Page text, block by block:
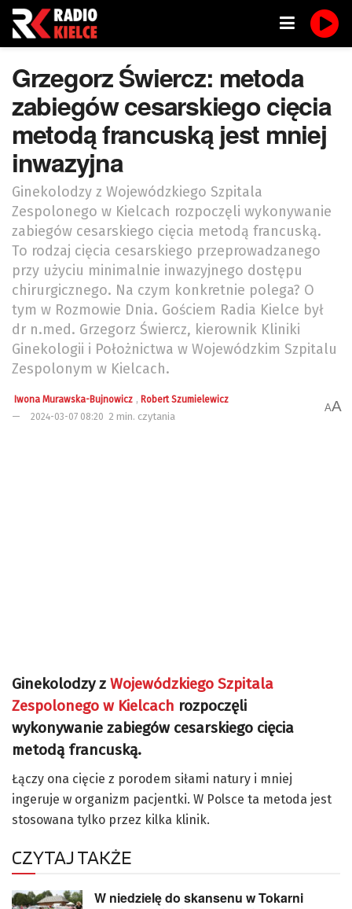
Grzegorz Świercz: metoda
zabiegów cesarskiego cięcia
metodą francuską jest mniej
inwazyjna
Ginekolodzy z Wojewódzkiego Szpitala
Zespolonego w Kielcach rozpoczęli wykonywanie
zabiegów cesarskiego cięcia metodą francuską.
To rodzaj cięcia cesarskiego przeprowadzanego
przy użyciu minimalnie inwazyjnego dostępu
chirurgicznego. Na czym konkretnie polega? O
tym w Rozmowie Dnia. Gościem Radia Kielce był
dr n.med. Grzegorz Świercz, kierownik Kliniki
Ginekologii i Położnictwa w Wojewódzkim Szpitalu
Zespolonym w Kielcach.
Iwona Murawska-Bujnowicz , Robert Szumielewicz
2024-03-07 08:20 2 min. czytania
AA
Ginekolodzy z Wojewódzkiego Szpitala
Zespolonego w Kielcach rozpoczęli
wykonywanie zabiegów cesarskiego cięcia
metodą francuską.
Łączy ona cięcie z porodem siłami natury i mniej
ingeruje w organizm pacjentki. W Polsce ta metoda jest
stosowana tylko przez kilka klinik.
CZYTAJ TAKŻE
W niedzielę do skansenu w Tokarni